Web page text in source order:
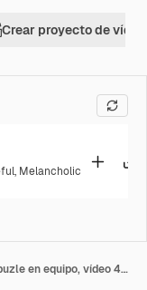
Crear proyecto de vídeo
, Melancholic
Animación de éxito de colaboración y puzle en equipo, vídeo 4K transparente, pantalla verde